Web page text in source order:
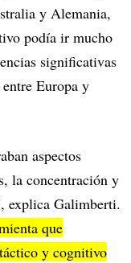
y Alemania,
podía ir mucho
significativas
Europa y
aspectos
la concentración y
explica Galimberti.
que
y cognitivo